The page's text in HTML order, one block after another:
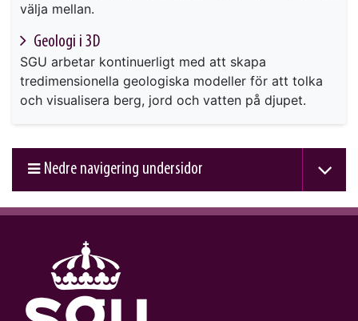
välja mellan.
Geologi i 3D
SGU arbetar kontinuerligt med att skapa
tredimensionella geologiska modeller för att tolka
och visualisera berg, jord och vatten på djupet.
Nedre navigering undersidor